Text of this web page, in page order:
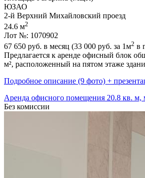
ЮЗАО
2-й Верхний Михайловский проезд
24.6 м2
Лот №: 1070902
67 650 руб. в месяц (33 000 руб. за 1м2 в
Предлагается к аренде офисный блок
м²,­ расположенный на пятом этаже
Подробное описание (9 фото) +
Аренда офисного помещения 20.8 кв. м,
Без комиссии